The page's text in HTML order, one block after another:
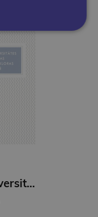
Latvijas Universitātes kolekcijas latviešu folkloras krātuvē